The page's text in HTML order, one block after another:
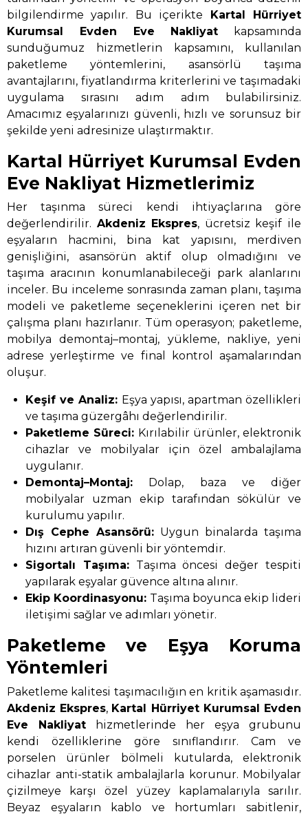
bilgilendirme yapılır. Bu içerikte Kartal Hürriyet
Kurumsal Evden Eve Nakliyat kapsamında
sunduğumuz hizmetlerin kapsamını, kullanılan
paketleme yöntemlerini, asansörlü taşıma
avantajlarını, fiyatlandırma kriterlerini ve taşımadaki
uygulama sırasını adım adım bulabilirsiniz.
Amacımız eşyalarınızı güvenli, hızlı ve sorunsuz bir
şekilde yeni adresinize ulaştırmaktır.
Kartal Hürriyet Kurumsal Evden
Eve Nakliyat Hizmetlerimiz
Her taşınma süreci kendi ihtiyaçlarına göre
değerlendirilir. Akdeniz Ekspres, ücretsiz keşif ile
eşyaların hacmini, bina kat yapısını, merdiven
genişliğini, asansörün aktif olup olmadığını ve
taşıma aracının konumlanabileceği park alanlarını
inceler. Bu inceleme sonrasında zaman planı, taşıma
modeli ve paketleme seçeneklerini içeren net bir
çalışma planı hazırlanır. Tüm operasyon; paketleme,
mobilya demontaj–montaj, yükleme, nakliye, yeni
adrese yerleştirme ve final kontrol aşamalarından
oluşur.
Keşif ve Analiz: Eşya yapısı, apartman özellikleri
ve taşıma güzergâhı değerlendirilir.
Paketleme Süreci: Kırılabilir ürünler, elektronik
cihazlar ve mobilyalar için özel ambalajlama
uygulanır.
Demontaj–Montaj: Dolap, baza ve diğer
mobilyalar uzman ekip tarafından sökülür ve
kurulumu yapılır.
Dış Cephe Asansörü: Uygun binalarda taşıma
hızını artıran güvenli bir yöntemdir.
Sigortalı Taşıma:Taşıma öncesi değer tespiti
yapılarak eşyalar güvence altına alınır.
Ekip Koordinasyonu: Taşıma boyunca ekip lideri
iletişimi sağlar ve adımları yönetir.
Paketleme ve Eşya Koruma
Yöntemleri
Paketleme kalitesi taşımacılığın en kritik aşamasıdır.
Akdeniz Ekspres, Kartal Hürriyet Kurumsal Evden
Eve Nakliyat hizmetlerinde her eşya grubunu
kendi özelliklerine göre sınıflandırır. Cam ve
porselen ürünler bölmeli kutularda, elektronik
cihazlar anti-statik ambalajlarla korunur. Mobilyalar
çizilmeye karşı özel yüzey kaplamalarıyla sarılır.
Beyaz eşyaların kablo ve hortumları sabitlenir,